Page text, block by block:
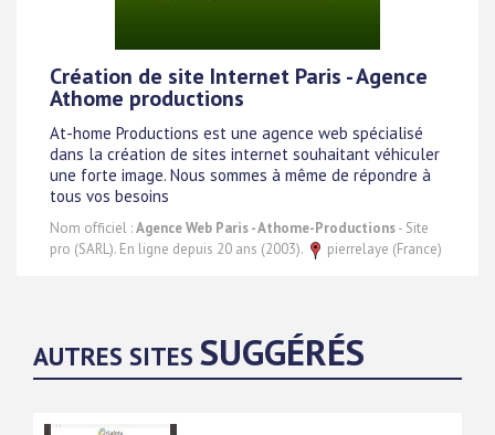
Création de site Internet Paris - Agence
Athome productions
At-home Productions est une agence web spécialisé
dans la création de sites internet souhaitant véhiculer
une forte image. Nous sommes à même de répondre à
tous vos besoins
Nom officiel :Agence Web Paris - Athome-Productions- Site
pro (SARL). En ligne depuis 20 ans (2003).
pierrelaye (France)
AUTRES SITES SUGGÉRÉS